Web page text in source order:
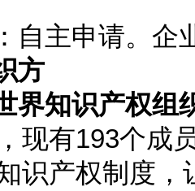
：自主申请。
方
界知识产权组
现有193个成
识产权制度